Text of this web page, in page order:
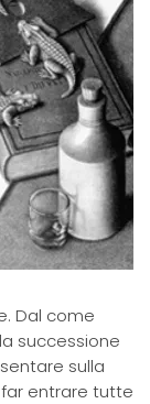
Dal come
successione
sulla
entrare tutte